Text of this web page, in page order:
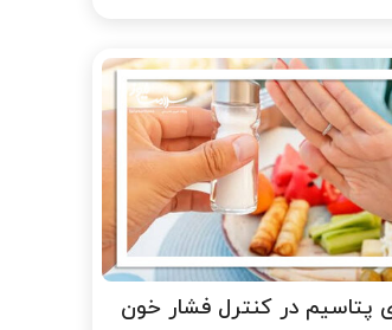
پتاسیم در کنترل فشار خون